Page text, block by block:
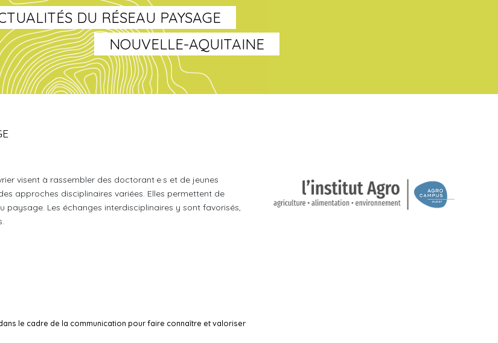
DU RÉSEAU PAYSAGE
NOUVELLE-AQUITAINE
visent à rassembler des doctorant·e·s et de jeunes
approches disciplinaires variées. Elles permettent de
Les échanges interdisciplinaires y sont favorisés,
le cadre de la communication pour faire connaître et valoriser